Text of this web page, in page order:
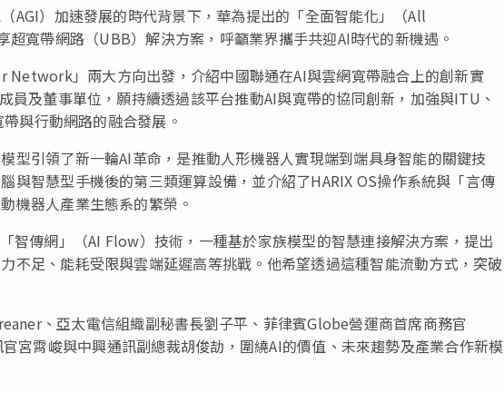
AGI）加速發展的時代背景下，華為提出的「全面智能化」（All
寬帶網路（UBB）解決方案，呼籲業界攜手共迎AI時代的新機遇。
」兩大方向出發，介紹中國聯通在AI與雲網寬帶融合上的創新實
員及董事單位，願持續透過該平台推動AI與寬帶的協同創新，加強與ITU、
與行動網路的融合發展。
型引領了新一輪AI革命，是推動人形機器人實現端到端具身智能的關鍵技
與智慧型手機後的第三類運算設備，並介紹了HARIX OS操作系統與「言傳
機器人產業生態系的繁榮。
智傳網」（AI Flow）技術，一種基於家族模型的智慧連接解決方案，提出
不足、能耗受限與雲端延遲高等挑戰。他希望透過這種智能流動方式，突破
、亞太電信組織副秘書長劉子平、菲律賓Globe營運商首席商務官
宮霄峻與中興通訊副總裁胡俊劼，圍繞AI的價值、未來趨勢及產業合作新模